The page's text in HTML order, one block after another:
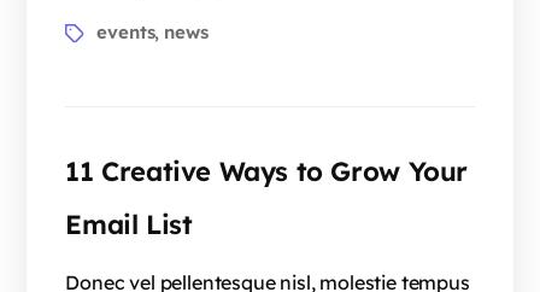
events, news
11 Creative Ways to Grow Your
Email List
Donec vel pellentesque nisl, molestie tempus